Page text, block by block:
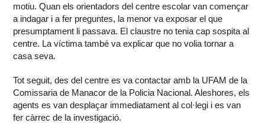
motiu. Quan els orientadors del centre escolar van començar
a indagar i a fer preguntes, la menor va exposar el que
presumptament li passava. El claustre no tenia cap sospita al
centre. La víctima també va explicar que no volia tornar a
casa seva.
Tot seguit, des del centre es va contactar amb la UFAM de la
Comissaria de Manacor de la Policia Nacional. Aleshores, els
agents es van desplaçar immediatament al col·legi i es van
fer càrrec de la investigació.